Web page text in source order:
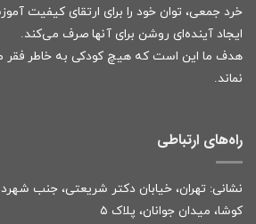
خرد جمعی، توان خود را برای ارتقای کیفیت
ایجاد آینده‌ای روشن برای آنها صرف می‌کند.
هدف ما این است که هیچ کودکی به خاطر فقر
نماند.
راه‌های ارتباطی
کوشا، میدان جوانان، پلاک ۵